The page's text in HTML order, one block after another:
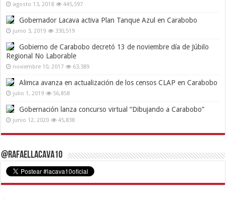
agosto 13, 2018 445,597
Gobernador Lacava activa Plan Tanque Azul en Carabobo
junio 3, 2019 330,519
Gobierno de Carabobo decretó 13 de noviembre día de Júbilo
Regional No Laborable
noviembre 10, 2017 63,389
Alimca avanza en actualización de los censos CLAP en Carabobo
julio 1, 2019 56,858
Gobernación lanza concurso virtual “Dibujando a Carabobo”
junio 12, 2020 45,838
@RafaelLacava10